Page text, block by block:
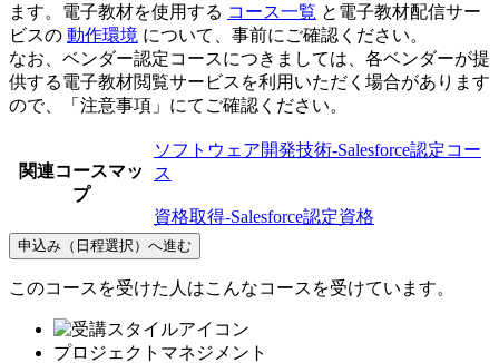
ます。電子教材を使用する コース一覧 と電子教材配信サー
ビスの 動作環境 について、事前にご確認ください。
なお、ベンダー認定コースにつきましては、各ベンダーが提
供する電子教材閲覧サービスを利用いただく場合があります
ので、「注意事項」にてご確認ください。
関連コースマッ
プ
ソフトウェア開発技術-Salesforce認定コー
ス
資格取得-Salesforce認定資格
申込み（日程選択）へ進む
このコースを受けた人はこんなコースを受けています。
プロジェクトマネジメント